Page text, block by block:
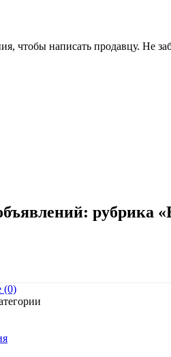
чтобы написать продавцу. Не
рубрика
(0)